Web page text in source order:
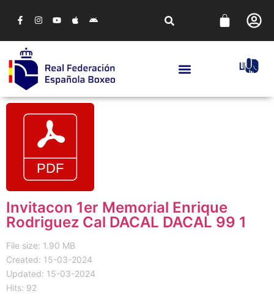
Invitacon 1er Memorial Enrique
Rodriguez Cal DACAL DACAL 99 1
File size: 1.90 MB
Created: 15-03-2024
Updated: 15-03-2024
Hits: 92